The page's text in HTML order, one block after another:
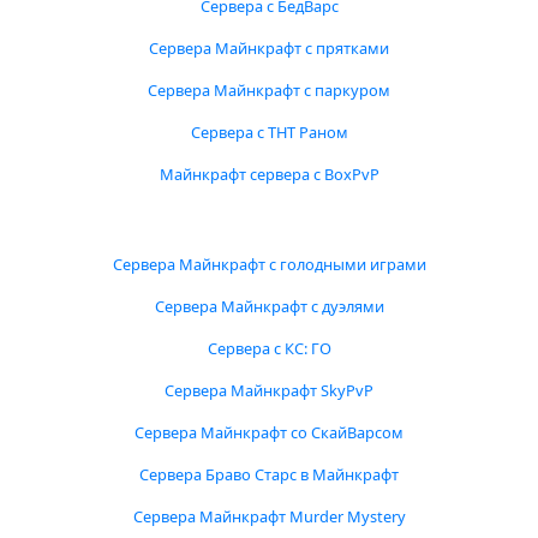
Сервера с БедВарс
Сервера Майнкрафт с прятками
Сервера Майнкрафт с паркуром
Сервера с ТНТ Раном
Майнкрафт сервера с BoxPvP
Сервера Майнкрафт с голодными играми
Сервера Майнкрафт с дуэлями
Сервера с КС: ГО
Сервера Майнкрафт SkyPvP
Сервера Майнкрафт со СкайВарсом
Сервера Браво Старс в Майнкрафт
Сервера Майнкрафт Murder Mystery